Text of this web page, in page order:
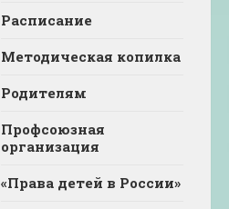
Расписание
Методическая копилка
Родителям
Профсоюзная
организация
«Права детей в России»